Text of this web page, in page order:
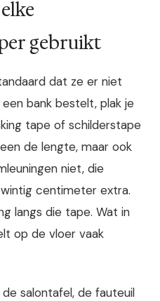
gebruikt
dat ze er niet
bank bestelt, plak je
tape of schilderstape
de lengte, maar ook
niet, die
centimeter extra.
langs die tape. Wat in
op de vloer vaak
salontafel, de fauteuil